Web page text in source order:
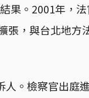
果。2001年，
，與台北地方
。檢察官出庭